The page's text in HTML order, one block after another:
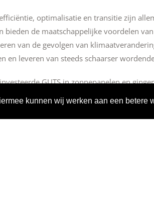
kunnen wij werken aan een betere
optimalisatie en transitie zijn
bieden de maatschappelijke voordelen
van de gevolgen van
en leveren van steeds schaarser
GUTS in zonnepanelen en
hout/plafonds in ons kantoor in
milieueisen. Hybride en